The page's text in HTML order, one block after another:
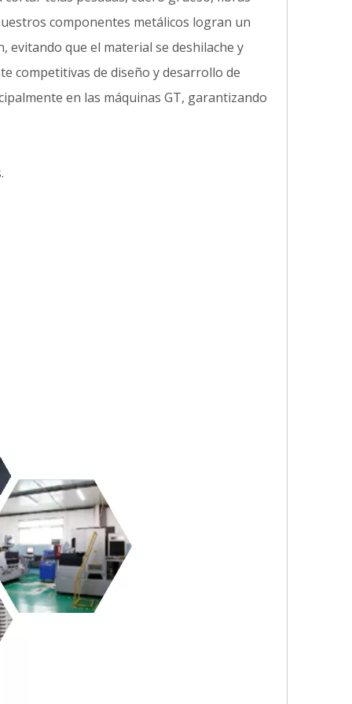
componentes metálicos logran un
evitando que el material se deshilache y
competitivas de diseño y desarrollo de
en las máquinas GT, garantizando